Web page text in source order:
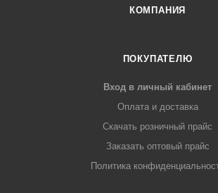
КОМПАНИЯ
ПОКУПАТЕЛЮ
Вход в личный кабинет
Оплата и доставка
Скачать розничный прайс
Заказать оптовый прайс
Политика